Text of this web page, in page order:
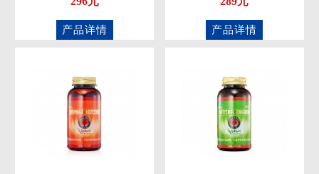
产品详情 产品详情